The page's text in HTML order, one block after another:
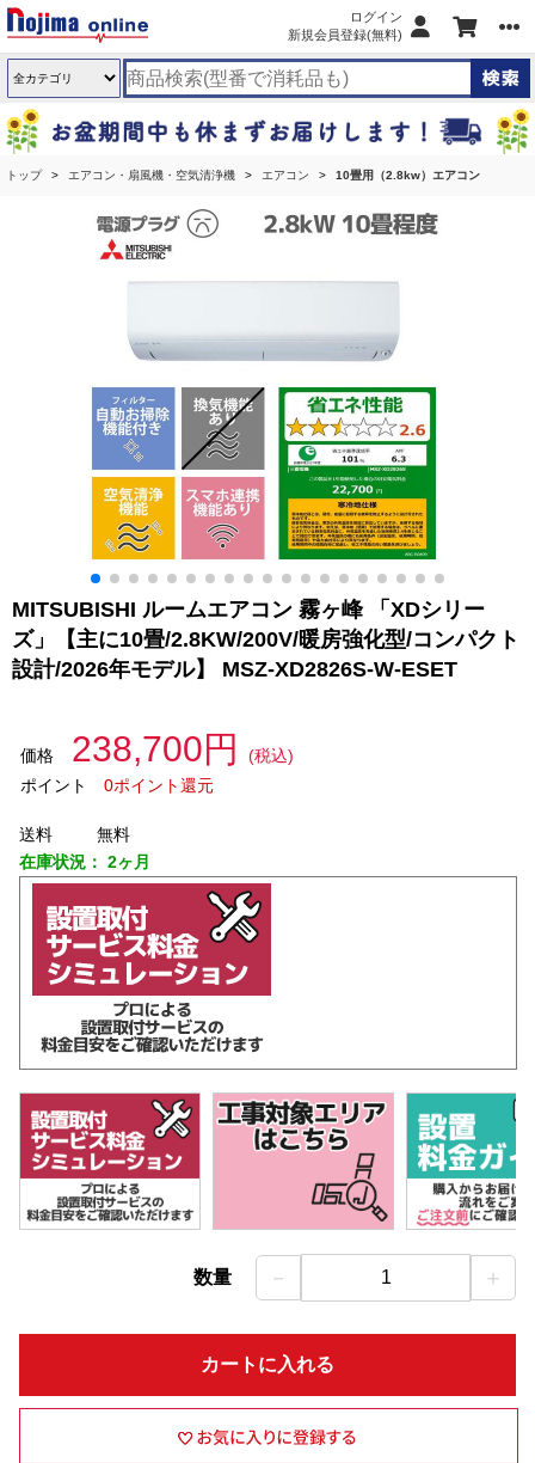
ログイン
新規会員登録(無料)
トップ エアコン・扇風機・空気清浄機 エアコン 10畳用（2.8kw）エアコン
MITSUBISHI ルームエアコン 霧ヶ峰 「XDシリー
ズ」【主に10畳/2.8KW/200V/暖房強化型/コンパクト
設計/2026年モデル】 MSZ-XD2826S-W-ESET
価格 238,700円
(税込)
ポイント
0ポイント還元
送料
無料
在庫状況： 2ヶ月
数量 － 1 ＋
カートに入れる